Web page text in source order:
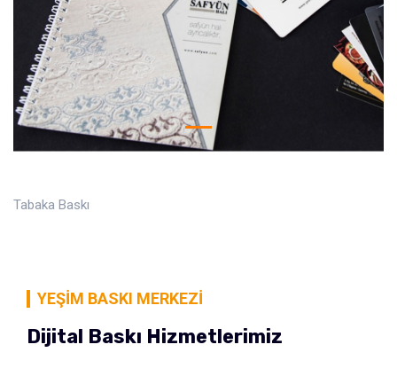
Tabaka Baskı
YEŞIM BASKI MERKEZI
Dijital Baskı Hizmetlerimiz